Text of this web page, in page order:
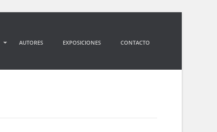
AUTORES EXPOSICIONES CONTACTO